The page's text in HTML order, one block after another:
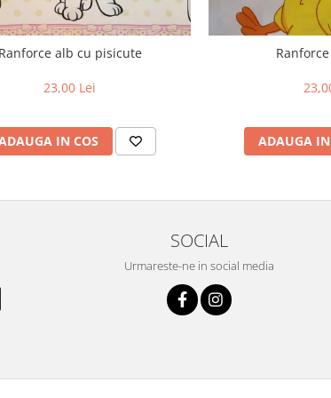
Ranforce alb cu pisicute
23,00 Lei
IN COS ADAUGA IN
SOCIAL
Urmareste-ne in social media